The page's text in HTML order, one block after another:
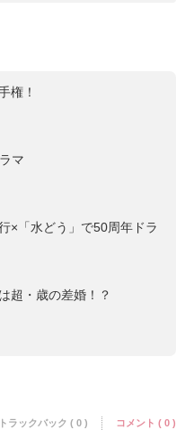
権！
マ
×「水どう」で50周年ドラ
超・歳の差婚！？
トラックバック ( 0 ) コメント ( 0 )